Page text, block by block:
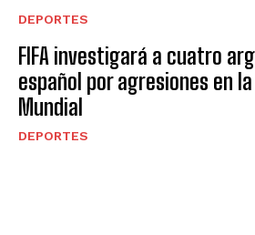
DEPORTES
FIFA investigará a cuatro
español por agresiones en
Mundial
DEPORTES